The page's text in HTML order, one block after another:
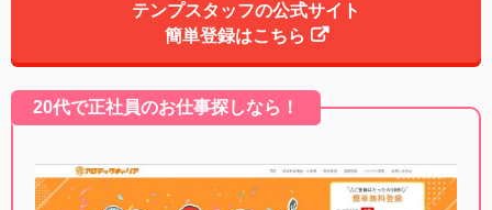
テンプスタッフの公式サイト
簡単登録はこちら
20代で正社員のお仕事探しなら！